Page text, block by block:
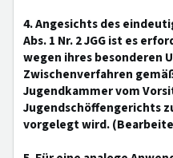
4. Angesichts des
Abs. 1 Nr. 2 JGG ist es
wegen ihres besonderen
Zwischenverfahren
Jugendkammer vom
Jugendschöffengerichts
vorgelegt wird.